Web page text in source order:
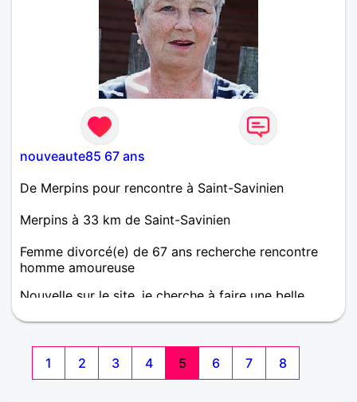
nouveaute85 67 ans
De Merpins pour rencontre à Saint-Savinien
Merpins à 33 km de Saint-Savinien
Femme divorcé(e) de 67 ans recherche rencontre
homme amoureuse
Nouvelle sur le site, je cherche à faire une belle
mon profil vous convient.
1 2 3 4 5 6 7 8